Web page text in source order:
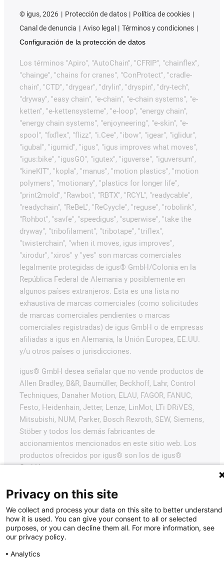
© igus, 2026 Protección de datos
Política de cookies
Canal de denuncia
Aviso legal
Términos y condiciones
Configuración de la protección de datos
Los términos "Apiro", "AutoChain", "CFRIP", "chainflex",
"chainge", "chains for cranes", "ConProtect", "cradle-
chain", "CTD", "drygear", "drylin", "dryspin", "dry-tech",
"dryway", "easy chain", "e-chain", "e-chain systems", "e-
ketten", "e-kettensysteme", "e-loop", "energy chain",
"energy chain systems", "enjoyneering", "e-skin", "e-
spool", "fixflex", "flizz", "i.Cee", "ibow", "igear", "iglidur",
"igubal", "igumid", "igus", "igus improves what moves",
"igus:bike", "igusGO", "igutex", "iguverse", "iguversum",
"kineKIT", "kopla", "manus", "motion plastics", "motion
polymers", "motionary", "plastics for longer life",
"print2mold", "Rawbot", "RBTX", "RCYL", "readycable",
"readychain", "ReBeL", "ReCyycle", "reguse", "robolink",
"Rohbot", "savfe", "speedigus", "superwise", "take the
dryway", "tribofilament", "tribotape", "triflex",
"twisterchain", "when it moves, igus improves",
"xirodur", "xiros" y "yes" son marcas comerciales
legalmente protegidas de igus® GmbH/Colonia en la
República Federal de Alemania y posiblemente en
algunos países extranjeros. Esta es una lista no
exhaustiva de marcas comerciales (como solicitudes
de marcas comerciales pendientes o marcas
comerciales registradas) de igus GmbH o de empresas
afiliadas a igus en Alemania, la Unión Europea, EE.UU.
y/u otros países o jurisdicciones.
igus® GmbH desea señalar que no vende productos de
Allen Bradley, B&R, Baumüller, Beckhoff, Lahr, Control
Techniques, Danaher Motion, ELAU, FAGOR, FANUC,
Festo, Heidenhain, Jetter, Lenze, LinMot, LTi DRiVES,
Mitsubishi, NUM, Parker, Bosch Rexroth, SEW, Siemens,
Stöber y todos los demás fabricantes de
accionamientos mencionados en este sitio web. Los
productos ofrecidos por igus® son los de igus®
GmbH.
Privacy on this site
We collect and process your data on this site to better understand
how it is used. You can give your consent to all or selected
purposes, or you can decline them all. For more information, see
our privacy policy.
Analytics